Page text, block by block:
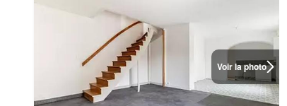
Voir la photo